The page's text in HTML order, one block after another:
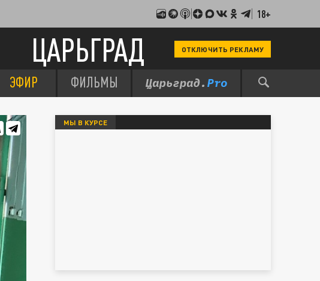
18+
ЦАРЬГРАД ОТКЛЮЧИТЬ РЕКЛАМУ
ЭФИР ФИЛЬМЫ
МЫ В КУРСЕ